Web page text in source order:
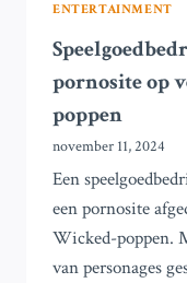
ENTERTAINMENT
pornosite op
poppen
november 11, 2024
Een
een pornosite
Wicked-poppen.
van personages